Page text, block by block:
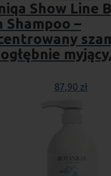
Show Line
Shampoo –
87,90 zł